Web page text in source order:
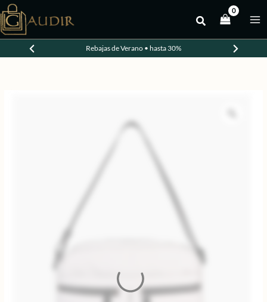
al
contenido
Rebajas de Verano • hasta 30%
-30%